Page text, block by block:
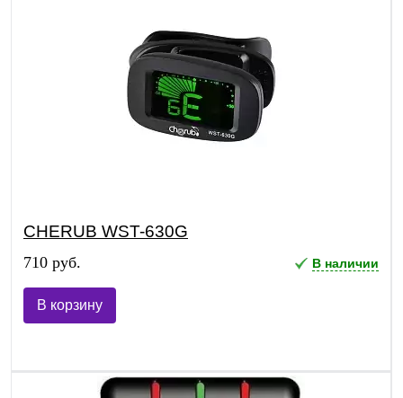
CHERUB WST-630G
710 руб. В наличии
В корзину